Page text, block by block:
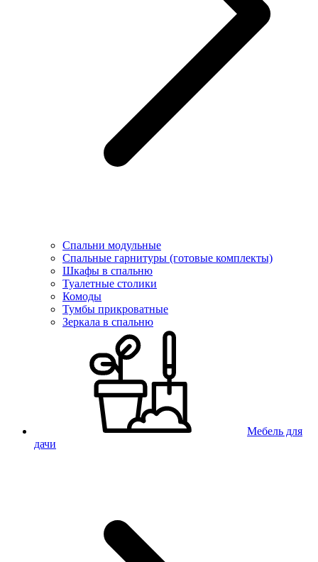
Спальни модульные
Спальные гарнитуры (готовые комплекты)
Шкафы в спальню
Туалетные столики
Комоды
Тумбы прикроватные
Зеркала в спальню
Мебель для
дачи